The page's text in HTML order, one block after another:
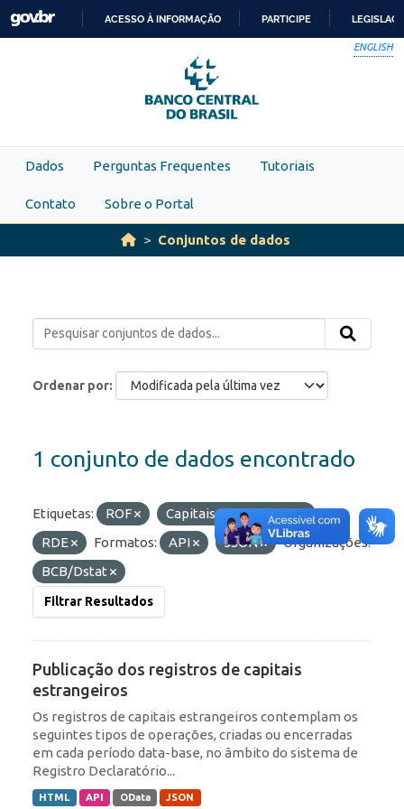
Skip to main content
PARA
O
CONTEÚDO
ACESSO À INFORMAÇÃO PARTICIPE
ENGLISH
Dados Perguntas Frequentes Tutoriais
Contato Sobre o Portal
Conjuntos de dados
Ordenar por
1 conjunto de dados encontrado
Etiquetas: ROF
Capitais Estrangeiros
RDE
Formatos: API JSON
Organizações:
BCB/Dstat
Filtrar Resultados
Publicação dos registros de capitais
estrangeiros
Os registros de capitais estrangeiros contemplam os
seguintes tipos de operações, criadas ou encerradas
em cada período data-base, no âmbito do sistema de
Registro Declaratório...
HTML API OData JSON